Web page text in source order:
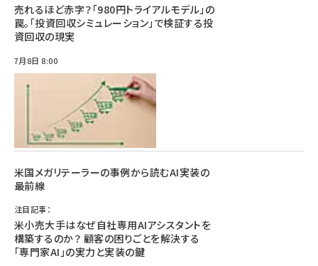
売れるほど赤字？「980円トライアルモデル」の
罠。「投資回収シミュレーション」で検証する投
資回収の現実
7月8日 8:00
米国メガリテーラーの事例から読むAI実装の
最前線
注目記事：
米小売大手はなぜ自社専用AIアシスタントを
構築するのか？ 顧客の困りごとを解決する
「専門家AI」の実力と実装の鍵